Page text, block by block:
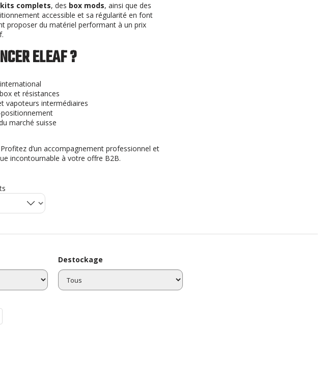
kits complets, des box mods, ainsi que des
accessible et sa régularité en font
proposer du matériel performant à un prix
ELEAF ?
et résistances
vapoteurs intermédiaires
marché suisse
d’un accompagnement professionnel et
incontournable à votre offre B2B.
Destockage